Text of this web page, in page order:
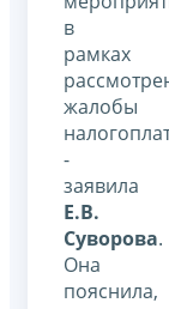
в
рамках
жалобы
-
заявила
Е.В.
Суворова.
Она
пояснила,